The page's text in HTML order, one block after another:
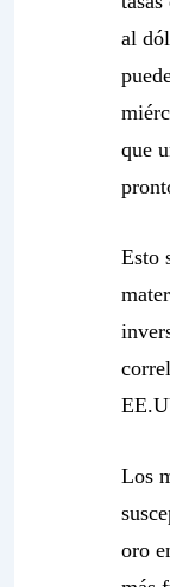
al
que
Esto
Los
oro